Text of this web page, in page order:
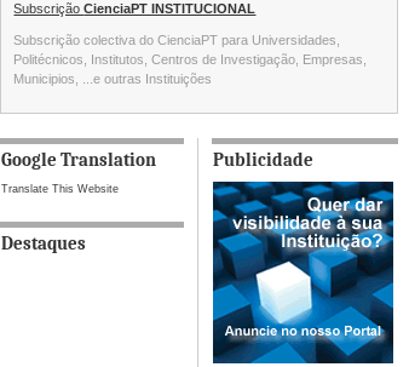
SubscriçãoCienciaPT INSTITUCIONAL
Subscrição colectiva do CienciaPT para Universidades,
Politécnicos, Institutos, Centros de Investigação, Empresas,
Municipios, ...e outras Instituições
Google Translation
Translate This Website
Destaques
Publicidade